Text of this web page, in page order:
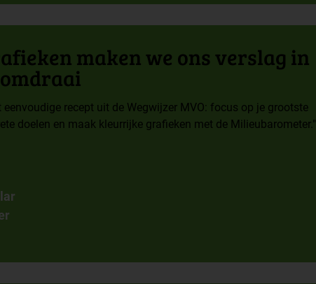
maken we ons verslag in
eenvoudige recept uit de Wegwijzer MVO: focus op je grootste
doelen en maak kleurrijke grafieken met de Milieubarometer."